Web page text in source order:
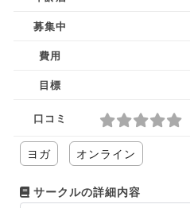
募集中
費用
目標
口コミ
ヨガ オンライン
サークルの詳細内容